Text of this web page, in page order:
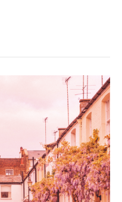
Play